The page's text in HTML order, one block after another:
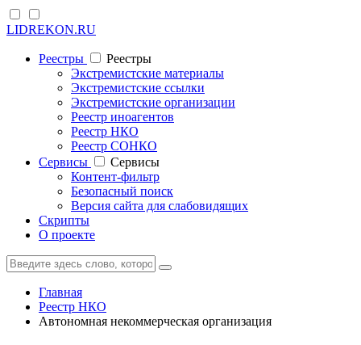
LIDREKON.RU
Реестры
Реестры
Экстремистские материалы
Экстремистские ссылки
Экстремистские организации
Реестр иноагентов
Реестр НКО
Реестр СОНКО
Cервисы
Cервисы
Контент-фильтр
Безопасный поиск
Версия сайта для слабовидящих
Скрипты
О проекте
Главная
Реестр НКО
Автономная некоммерческая организация